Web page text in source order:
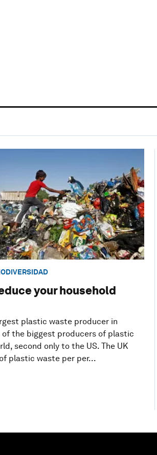
your household
plastic waste producer in
of the biggest producers of plastic
second only to the US. The UK
plastic waste per per...